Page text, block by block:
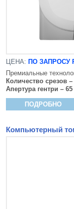
ЦЕНА: ПО ЗАПРОСУ
Премиальные
Количество срезов –
Апертура гентри –
ПОДРОБНО
Компьютерный